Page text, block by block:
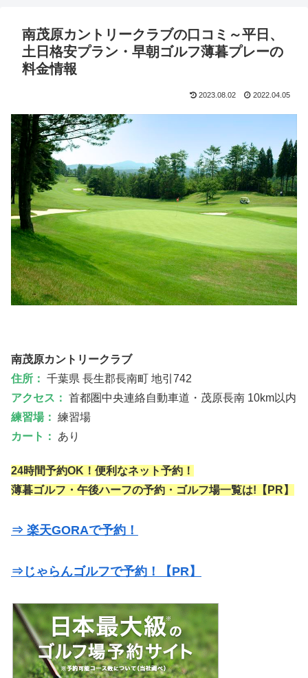
南茂原カントリークラブの口コミ～平日、
土日格安プラン・早朝ゴルフ薄暮プレーの
料金情報
2023.08.02 2022.04.05
南茂原カントリークラブ
住所： 千葉県 長生郡長南町 地引742
アクセス： 首都圏中央連絡自動車道・茂原長南 10km以内
練習場： 練習場
カート：
あり
24時間予約OK！便利なネット予約！
薄暮ゴルフ・午後ハーフの予約・ゴルフ場一覧は!【PR】
⇒ 楽天GORAで予約！
⇒じゃらんゴルフで予約！【PR】